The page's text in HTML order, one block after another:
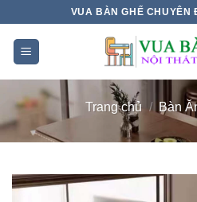
dung
VUA BÀN GHẾ CHUYÊN
Trang chủ / Bàn